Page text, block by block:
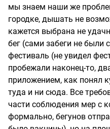
мы знаем наши же
городке, дышать не
кажется выбрана не
бег (сами забеги не
фестиваль (не увидел
пробежали наконец-то,
приложением, как понял
туда и ни сюда. Все
части соблюдения мер с
формально, бегунов